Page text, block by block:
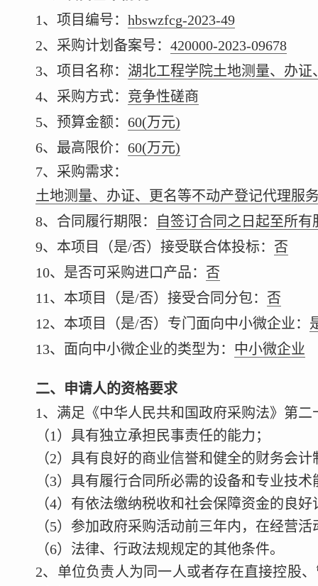
1、项目编号： hbswzfcg-2023-49
2、采购计划备案号： 420000-2023-09678
3、项目名称： 湖北工程学院土地测量、办
4、采购方式： 竞争性磋商
5、预算金额： 60(万元)
6、最高限价： 60(万元)
7、采购需求：
土地测量、办证、更名等不动产登记代理服
8、合同履行期限：
自签订合同之日起至所
9、本项目（是/否）接受联合体投标： 否
10、是否可采购进口产品： 否
11、本项目（是/否）接受合同分包： 否
12、本项目（是/否）专门面向中小微企业：
13、面向中小微企业的类型为： 中小微企业
二、申请人的资格要求
1、满足《中华人民共和国政府采购法》第
（1）具有独立承担民事责任的能力；
（2）具有良好的商业信誉和健全的财务会计
（3）具有履行合同所必需的设备和专业技术
（4）有依法缴纳税收和社会保障资金的良好
（5）参加政府采购活动前三年内，在经营
（6）法律、行政法规规定的其他条件。
2、单位负责人为同一人或者存在直接控股